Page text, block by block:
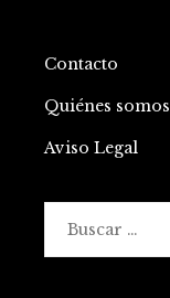
Contacto
Quiénes somos
Aviso Legal